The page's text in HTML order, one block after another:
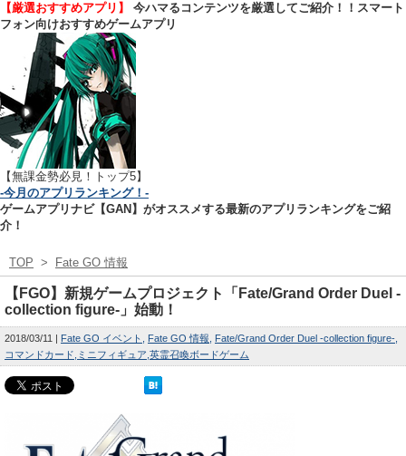
【厳選おすすめアプリ】
今ハマるコンテンツを厳選してご紹介！！スマート
フォン向けおすすめゲームアプリ
【無課金勢必見！トップ5】
-今月のアプリランキング！-
ゲームアプリナビ【GAN】がオススメする最新のアプリランキングをご紹
介！
TOP > Fate GO 情報
【FGO】新規ゲームプロジェクト「Fate/Grand Order Duel -
collection figure-」始動！
2018/03/11 Fate GO イベント Fate GO 情報
Fate/Grand Order Duel -collection figure-
コマンドカード ミニフィギュア 英霊召喚ボードゲーム